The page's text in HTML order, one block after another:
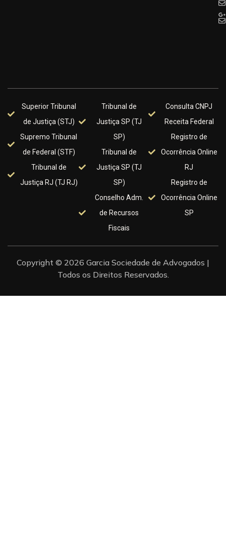
Superior Tribunal
de Justiça (STJ)
Supremo Tribunal
de Federal (STF)
Tribunal de
Justiça RJ (TJ RJ)
Tribunal de
Justiça SP (TJ
SP)
Tribunal de
Justiça SP (TJ
SP)
Conselho Adm.
de Recursos
Fiscais
Consulta CNPJ
Receita Federal
Registro de
Ocorrência Online
RJ
Registro de
Ocorrência Online
SP
Copyright © 2026 Garcia Sociedade de Advogados |
Todos os Direitos Reservados.